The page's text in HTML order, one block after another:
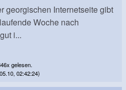
georgischen Internetseite gibt
Woche nach
i...
gelesen.
02:42:24)